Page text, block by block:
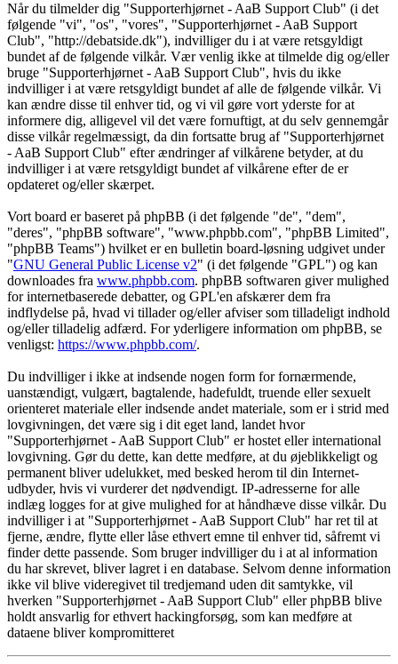
Når du tilmelder dig "Supporterhjørnet - AaB Support Club" (i det
følgende "vi", "os", "vores", "Supporterhjørnet - AaB Support
Club", "http://debatside.dk"), indvilliger du i at være retsgyldigt
bundet af de følgende vilkår. Vær venlig ikke at tilmelde dig og/eller
bruge "Supporterhjørnet - AaB Support Club", hvis du ikke
indvilliger i at være retsgyldigt bundet af alle de følgende vilkår. Vi
kan ændre disse til enhver tid, og vi vil gøre vort yderste for at
informere dig, alligevel vil det være fornuftigt, at du selv gennemgår
disse vilkår regelmæssigt, da din fortsatte brug af "Supporterhjørnet
- AaB Support Club" efter ændringer af vilkårene betyder, at du
indvilliger i at være retsgyldigt bundet af vilkårene efter de er
opdateret og/eller skærpet.
Vort board er baseret på phpBB (i det følgende "de", "dem",
"deres", "phpBB software", "www.phpbb.com", "phpBB Limited",
"phpBB Teams") hvilket er en bulletin board-løsning udgivet under
"GNU General Public License v2" (i det følgende "GPL") og kan
downloades fra www.phpbb.com. phpBB softwaren giver mulighed
for internetbaserede debatter, og GPL'en afskærer dem fra
indflydelse på, hvad vi tillader og/eller afviser som tilladeligt indhold
og/eller tilladelig adfærd. For yderligere information om phpBB, se
venligst: https://www.phpbb.com/.
Du indvilliger i ikke at indsende nogen form for fornærmende,
uanstændigt, vulgært, bagtalende, hadefuldt, truende eller sexuelt
orienteret materiale eller indsende andet materiale, som er i strid med
lovgivningen, det være sig i dit eget land, landet hvor
"Supporterhjørnet - AaB Support Club" er hostet eller international
lovgivning. Gør du dette, kan dette medføre, at du øjeblikkeligt og
permanent bliver udelukket, med besked herom til din Internet-
udbyder, hvis vi vurderer det nødvendigt. IP-adresserne for alle
indlæg logges for at give mulighed for at håndhæve disse vilkår. Du
indvilliger i at "Supporterhjørnet - AaB Support Club" har ret til at
fjerne, ændre, flytte eller låse ethvert emne til enhver tid, såfremt vi
finder dette passende. Som bruger indvilliger du i at al information
du har skrevet, bliver lagret i en database. Selvom denne information
ikke vil blive videregivet til tredjemand uden dit samtykke, vil
hverken "Supporterhjørnet - AaB Support Club" eller phpBB blive
holdt ansvarlig for ethvert hackingforsøg, som kan medføre at
dataene bliver kompromitteret